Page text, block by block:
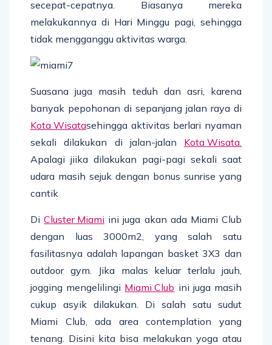
secepat-cepatnya. Biasanya mereka
melakukannya di Hari Minggu pagi, sehingga
tidak mengganggu aktivitas warga.
Suasana juga masih teduh dan asri, karena
banyak pepohonan di sepanjang jalan raya di
Kota Wisatasehingga aktivitas berlari nyaman
sekali dilakukan di jalan-jalan Kota Wisata.
Apalagi jiika dilakukan pagi-pagi sekali saat
udara masih sejuk dengan bonus sunrise yang
cantik
DiCluster Miami ini juga akan ada Miami Club
dengan luas 3000m2, yang salah satu
fasilitasnya adalah lapangan basket 3X3 dan
outdoor gym. Jika malas keluar terlalu jauh,
jogging mengelilingi Miami Club ini juga masih
cukup asyik dilakukan. Di salah satu sudut
Miami Club, ada area contemplation yang
tenang. Disini kita bisa melakukan yoga atau